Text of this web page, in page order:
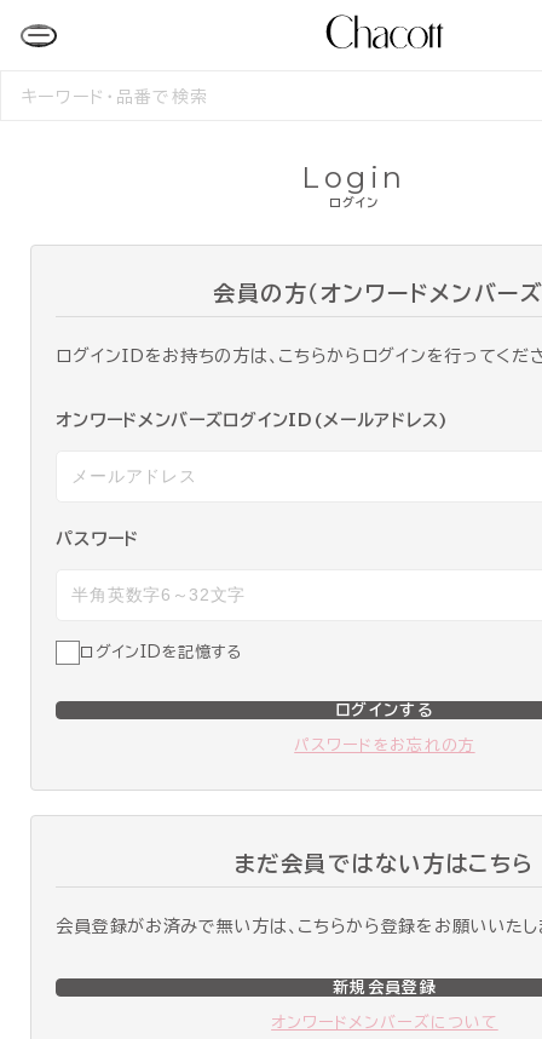
検
ログイン
Login
会員の方（オンワードメンバーズ
ログインIDをお持ちの方は、こちらからログインを行ってくだ
オンワードメンバーズログインID(メールアドレス)
パスワード
ログインIDを記憶する
ログインする
パスワードをお忘れの方
まだ会員ではない方はこちら
会員登録がお済みで無い方は、こちらから登録をお願いいたし
新規会員登録
オンワードメンバーズについて